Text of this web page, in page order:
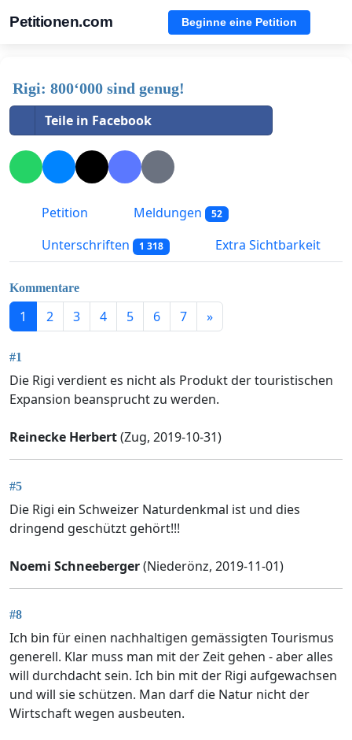
Petitionen.com Beginne eine Petition
Rigi: 800‘000 sind genug!
Teile in Facebook
Petition Meldungen 52
Unterschriften 1 318 Extra Sichtbarkeit
Kommentare
1 2 3 4 5 6 7 »
#1
Die Rigi verdient es nicht als Produkt der touristischen
Expansion beansprucht zu werden.
Reinecke Herbert(Zug, 2019-10-31)
#5
Die Rigi ein Schweizer Naturdenkmal ist und dies
dringend geschützt gehört!!!
Noemi Schneeberger(Niederönz, 2019-11-01)
#8
Ich bin für einen nachhaltigen gemässigten Tourismus
generell. Klar muss man mit der Zeit gehen - aber alles
will durchdacht sein. Ich bin mit der Rigi aufgewachsen
und will sie schützen. Man darf die Natur nicht der
Wirtschaft wegen ausbeuten.